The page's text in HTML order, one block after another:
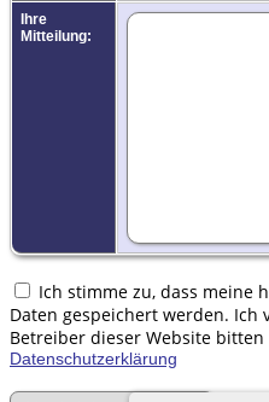
Ihre
Mitteilung:
Ich stimme zu, dass meine
Daten gespeichert werden. Ich
Betreiber dieser Website
Datenschutzerklärung